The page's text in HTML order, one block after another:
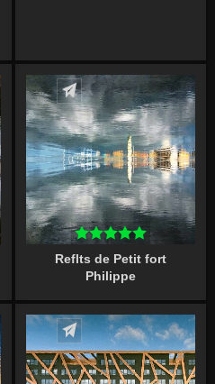
Écrire un commentaire
Reflts de Petit fort
Philippe
Écrire un commentaire